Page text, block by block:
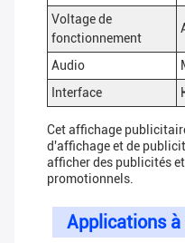
Voltage de
fonctionnement
Audio
Interface
Cet affichage
d'affichage et de
afficher des publicités
promotionnels.
Applications à